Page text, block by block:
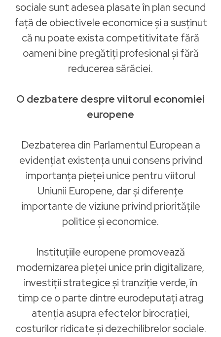
sociale sunt adesea plasate în plan secund
față de obiectivele economice și a susținut
că nu poate exista competitivitate fără
oameni bine pregătiți profesional și fără
reducerea sărăciei.
O dezbatere despre viitorul economiei
europene
Dezbaterea din Parlamentul European a
evidențiat existența unui consens privind
importanța pieței unice pentru viitorul
Uniunii Europene, dar și diferențe
importante de viziune privind prioritățile
politice și economice.
Instituțiile europene promovează
modernizarea pieței unice prin digitalizare,
investiții strategice și tranziție verde, în
timp ce o parte dintre eurodeputați atrag
atenția asupra efectelor birocrației,
costurilor ridicate și dezechilibrelor sociale.